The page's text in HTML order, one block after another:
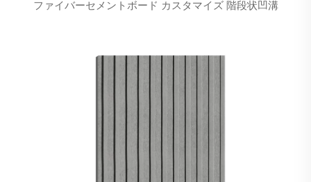
ファイバーセメントボード カスタマイズ 階段状凹溝